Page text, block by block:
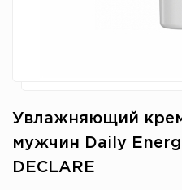
Увлажняющий
мужчин Daily
DECLARE